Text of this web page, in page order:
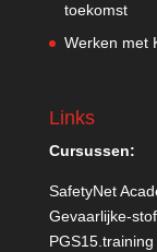
toekomst
Werken met
Links
Cursussen:
SafetyNet
Gevaarlijke-
PGS15.training